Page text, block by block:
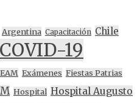
Argentina Capacitación Chile
COVID-19
Exámenes Fiestas Patrias
Hospital Hospital Augusto